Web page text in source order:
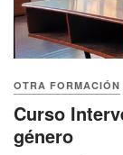
OTRA FORMACIÓN
Curso
género